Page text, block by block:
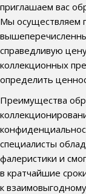
приглашаем вас
Мы осуществляем
справедливую
коллекционных
определить
Преимущества
специалисты
фалеристики и
в кратчайшие
к